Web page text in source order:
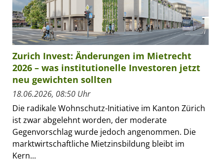
Zurich Invest: Änderungen im Mietrecht
2026 – was institutionelle Investoren jetzt
neu gewichten sollten
18.06.2026, 08:50 Uhr
Die radikale Wohnschutz-Initiative im Kanton Zürich
ist zwar abgelehnt worden, der moderate
Gegenvorschlag wurde jedoch angenommen. Die
marktwirtschaftliche Mietzinsbildung bleibt im
Kern...